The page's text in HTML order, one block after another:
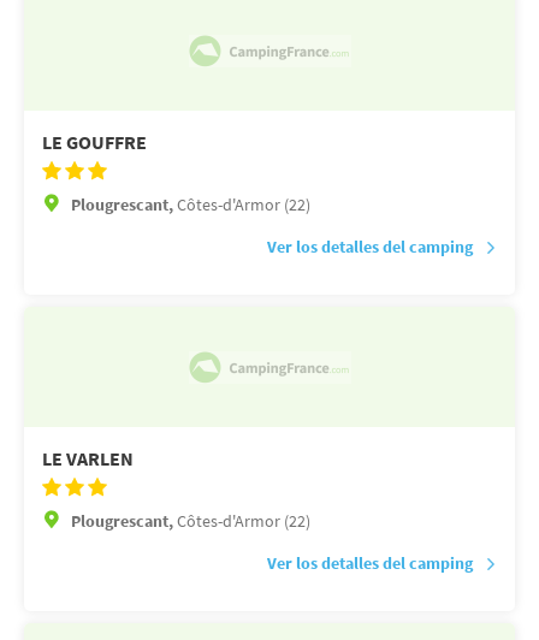
LE GOUFFRE
Plougrescant,Côtes-d'Armor (22)
Ver los detalles del camping
LE VARLEN
Plougrescant,Côtes-d'Armor (22)
Ver los detalles del camping